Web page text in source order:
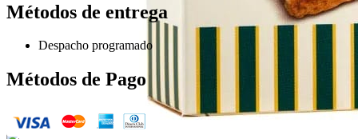
Métodos de entrega
Despacho programado
Métodos de Pago